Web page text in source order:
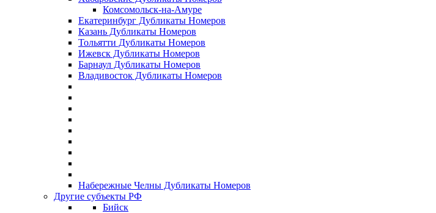
Комсомольск-на-Амуре
Екатеринбург Дубликаты Номеров
Казань Дубликаты Номеров
Тольятти Дубликаты Номеров
Ижевск Дубликаты Номеров
Барнаул Дубликаты Номеров
Владивосток Дубликаты Номеров
Набережные Челны Дубликаты Номеров
Другие субъекты РФ
Бийск